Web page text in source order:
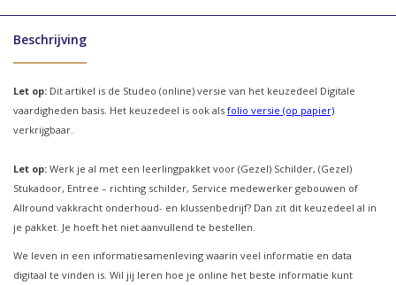
Beschrijving
Let op: Dit artikel is de Studeo (online) versie van het keuzedeel Digitale
vaardigheden basis. Het keuzedeel is ook als folio versie (op papier)
verkrijgbaar.
Let op: Werk je al met een leerlingpakket voor (Gezel) Schilder, (Gezel)
Stukadoor, Entree – richting schilder, Service medewerker gebouwen of
Allround vakkracht onderhoud- en klussenbedrijf? Dan zit dit keuzedeel al in
je pakket. Je hoeft het niet aanvullend te bestellen.
We leven in een informatiesamenleving waarin veel informatie en data
digitaal te vinden is. Wil jij leren hoe je online het beste informatie kunt